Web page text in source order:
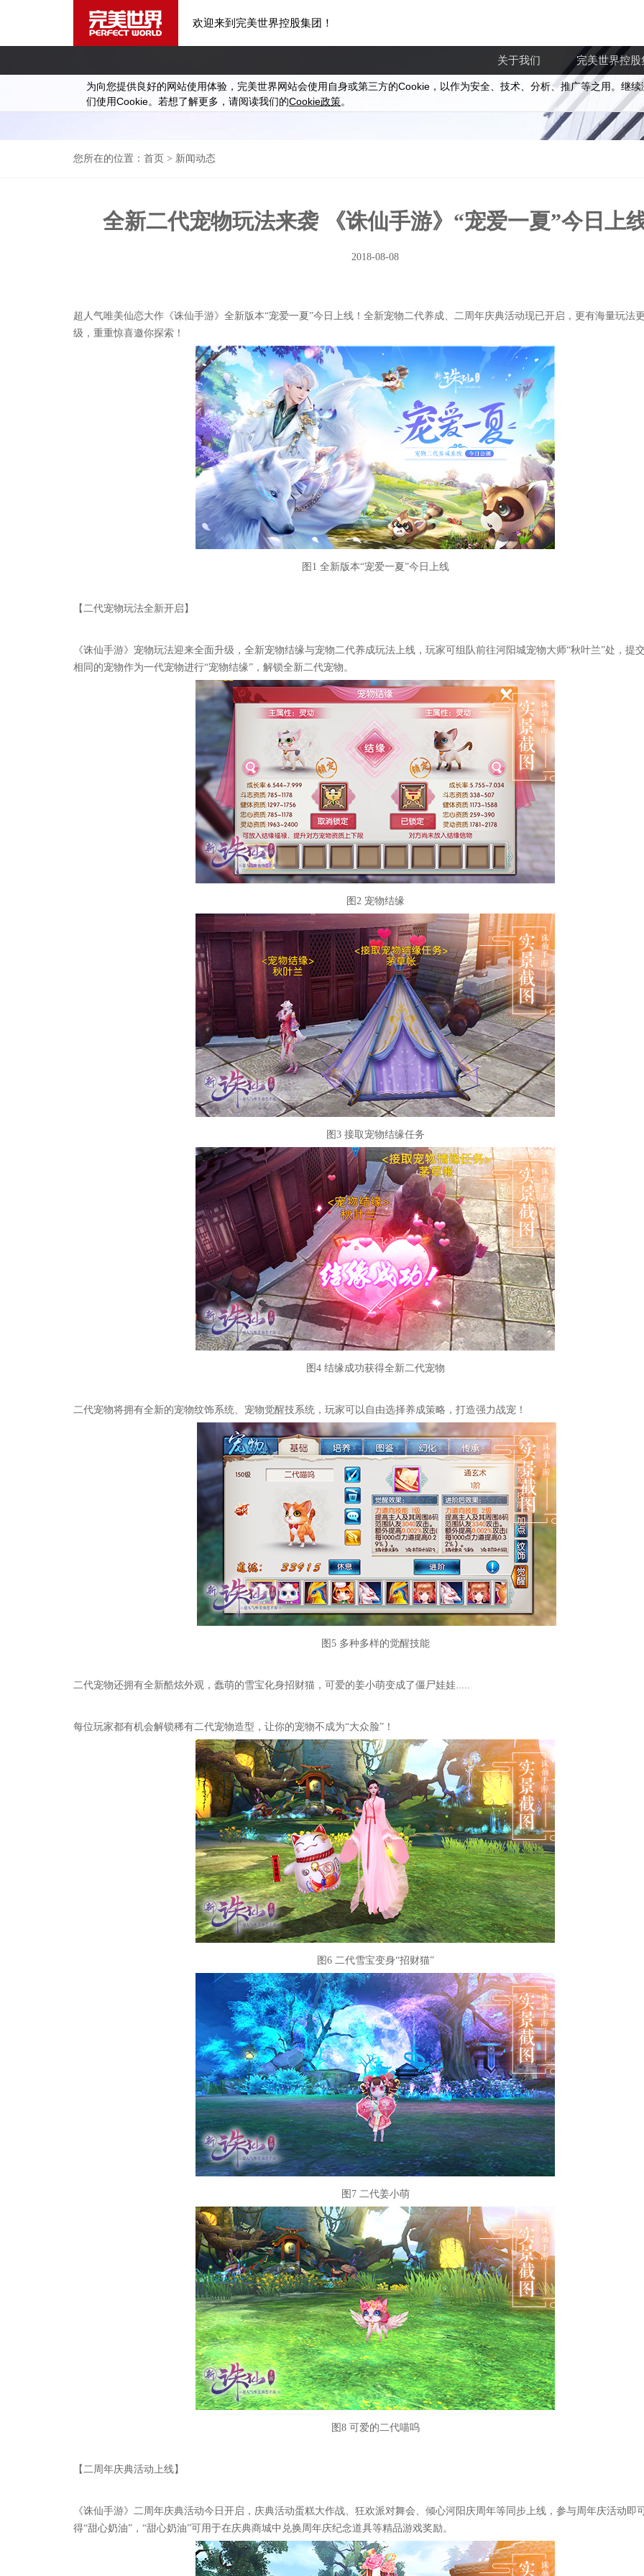
为向您提供良好的网站使用体验，完美世界网站会使用自身或第三方的Cookie ，以作为安全、技术、分析、推广等之用。继
们使用Cookie。若想了解更多，请阅读我们的Cookie政策。
欢迎来到完美世界控股集团！
关于我们 完美世界控股
您所在的位置： 首页 > 新闻动态
全新二代宠物玩法来袭 《诛仙手游》“宠爱一夏”今日上
2018-08-08
超人气唯美仙恋大作《诛仙手游》全新版本“宠爱一夏”今日上线！全新宠物二代养成、二周年庆典活动现已开启，更有海量玩法
级，重重惊喜邀你探索！
图1 全新版本“宠爱一夏”今日上线
【二代宠物玩法全新开启】
《诛仙手游》宠物玩法迎来全面升级，全新宠物结缘与宠物二代养成玩法上线，玩家可组队前往河阳城宠物大师“秋叶兰”处，提
相同的宠物作为一代宠物进行“宠物结缘”，解锁全新二代宠物。
图2 宠物结缘
图3 接取宠物结缘任务
图4 结缘成功获得全新二代宠物
二代宠物将拥有全新的宠物纹饰系统、宠物觉醒技系统，玩家可以自由选择养成策略，打造强力战宠！
图5 多种多样的觉醒技能
二代宠物还拥有全新酷炫外观，蠢萌的雪宝化身招财猫，可爱的姜小萌变成了僵尸娃娃.....
每位玩家都有机会解锁稀有二代宠物造型，让你的宠物不成为“大众脸”！
图6 二代雪宝变身“招财猫”
图7 二代姜小萌
图8 可爱的二代喵呜
【二周年庆典活动上线】
《诛仙手游》二周年庆典活动今日开启，庆典活动蛋糕大作战、狂欢派对舞会、倾心河阳庆周年等同步上线，参与周年庆活动即
得“甜心奶油”，“甜心奶油”可用于在庆典商城中兑换周年庆纪念道具等精品游戏奖励。